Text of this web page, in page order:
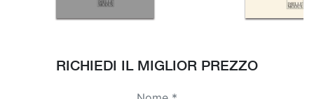
RICHIEDI IL MIGLIOR PREZZO